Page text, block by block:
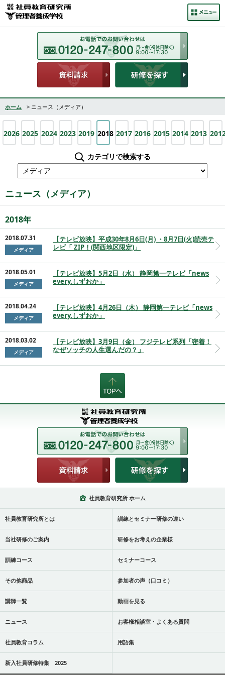
ホーム > ニュース（メディア）
2026 2025 2024 2023 2019 2018 2017 2016 2015 2014 2013
カテゴリで検索する
ニュース（メディア）
2018年
2018.07.31
メディア
【テレビ放映】平成30年8月6日(月) ・8月7日(火)読売テ
レビ「 ZIP！(関西地区限定)」
2018.05.01
メディア
【テレビ放映】5月2日（水） 静岡第一テレビ「news
every.しずおか」
2018.04.24
メディア
【テレビ放映】4月26日（木） 静岡第一テレビ「news
every.しずおか」
2018.03.02
メディア
【テレビ放映】3月9日（金） フジテレビ系列「密着！
なぜソッチの人生選んだの？」
社員教育研究所 ホーム
社員教育研究所とは 訓練とセミナー研修の違い
当社研修のご案内 研修をお考えの企業様
訓練コース セミナーコース
その他商品 参加者の声（口コミ）
講師一覧 動画を見る
ニュース お客様相談室・よくある質問
社員教育コラム 用語集
新入社員研修特集 2025